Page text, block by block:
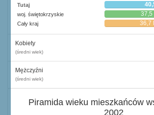
Tutaj
woj. świętokrzyskie 37,5
Cały kraj 36,7
Kobiety
(średni wiek)
Mężczyźni
(średni wiek)
Piramida wieku mieszkańców
2002